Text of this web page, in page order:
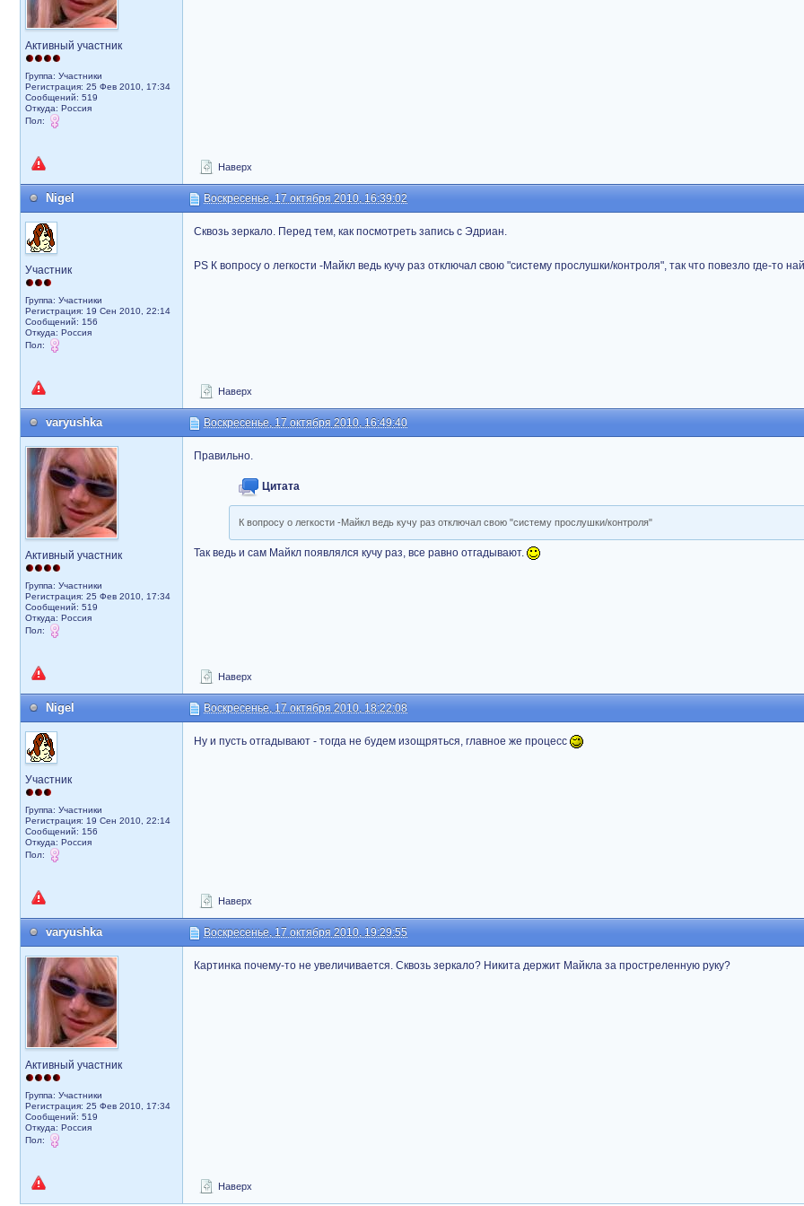
Активный участник
Группа: Участники
Регистрация: 25 Фев 2010, 17:34
Сообщений: 519
Откуда: Россия
Пол:
Наверх
Nigel Воскресенье, 17 октября 2010, 16:39:02
Участник
Группа: Участники
Регистрация: 19 Сен 2010, 22:14
Сообщений: 156
Откуда: Россия
Пол:
Сквозь зеркало. Перед тем, как посмотреть запись с Эдриан.
PS К вопросу о легкости -Майкл ведь кучу раз отключал свою "систему прослушки/контроля", так что повезло где-то
Наверх
varyushka Воскресенье, 17 октября 2010, 16:49:40
Активный участник
Группа: Участники
Регистрация: 25 Фев 2010, 17:34
Сообщений: 519
Откуда: Россия
Пол:
Правильно.
Цитата
К вопросу о легкости -Майкл ведь кучу раз отключал свою "систему прослушки/контроля"
Так ведь и сам Майкл появлялся кучу раз, все равно отгадывают.
Наверх
Nigel Воскресенье, 17 октября 2010, 18:22:08
Участник
Группа: Участники
Регистрация: 19 Сен 2010, 22:14
Сообщений: 156
Откуда: Россия
Пол:
Ну и пусть отгадывают - тогда не будем изощряться, главное же процесс
Наверх
varyushka Воскресенье, 17 октября 2010, 19:29:55
Активный участник
Группа: Участники
Регистрация: 25 Фев 2010, 17:34
Сообщений: 519
Откуда: Россия
Пол:
Картинка почему-то не увеличивается. Сквозь зеркало? Никита держит Майкла за простреленную руку?
Наверх